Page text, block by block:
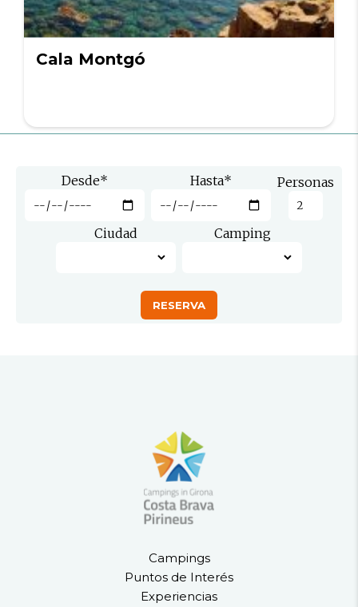
Cala Montgó
Desde* Hasta* Personas
Ciudad Camping
Campings
Puntos de Interés
Experiencias